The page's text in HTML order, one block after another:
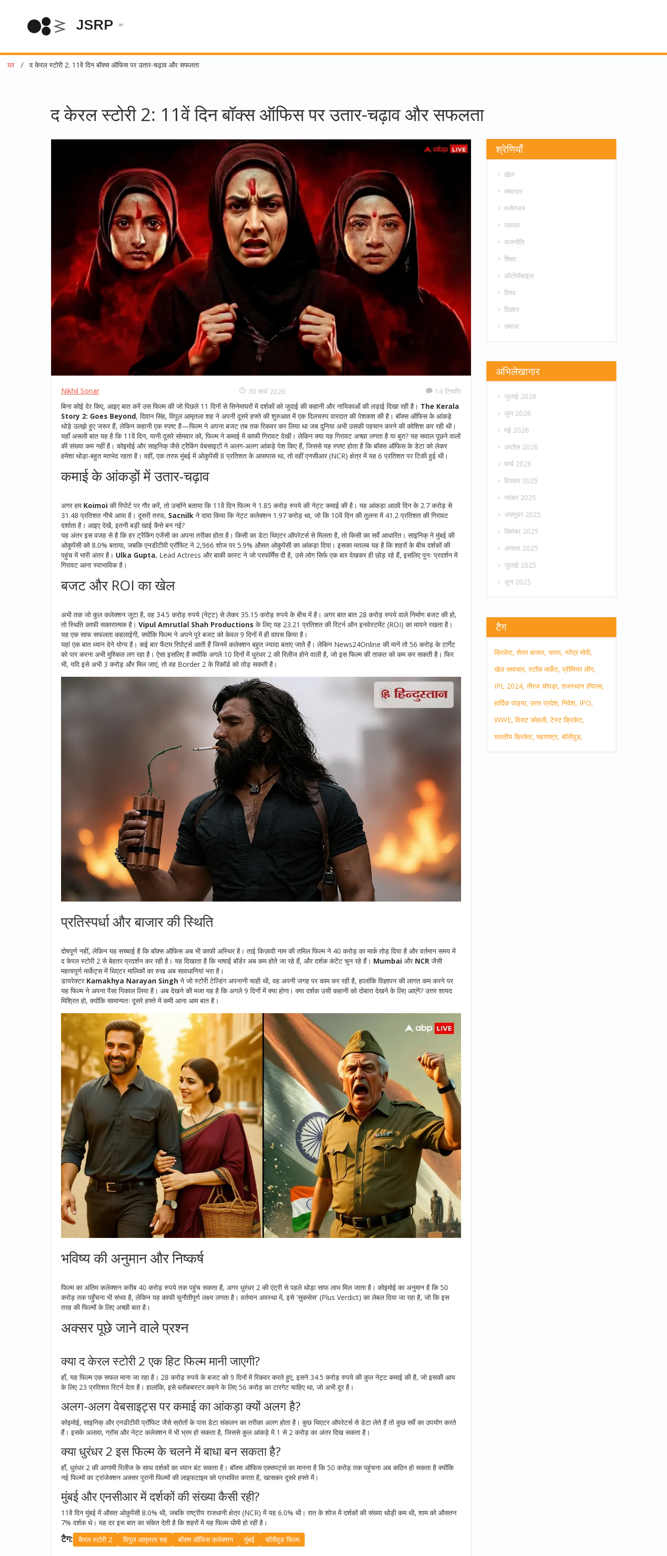
घर द केरल स्टोरी 2: 11वें दिन बॉक्स ऑफिस पर उतार-चढ़ाव और सफलता
द केरल स्टोरी 2: 11वें दिन बॉक्स ऑफिस पर उतार-चढ़ाव और सफलता
Nikhil Sonar 30 मार्च 2026
14 टिप्पणि
बिना कोई देर किए, आइए बात करें उस फिल्म की जो पिछले 11 दिनों से सिनेमाघरों में दर्शकों को जुदाई की कहानी और नायिकाओं की लड़ाई दिखा रही है। The Kerala
Story 2: Goes Beyond, दिवान सिंह, विपुल आमृतला शह ने अपनी दूसरे हफ्ते की शुरुआत में एक दिलचस्प वारदात की पेशकश की है। बॉक्स ऑफिस के आंकड़े
थोड़े उलझे हुए जरूर हैं, लेकिन कहानी एक स्पष्ट है—फिल्म ने अपना बजट तब तक रिकवर कर लिया था जब दुनिया अभी उसकी पहचान करने की कोशिश कर रही थी।
यहाँ असली बात यह है कि 11वें दिन, यानी दूसरे सोमवार को, फिल्म ने कमाई में काफी गिरावट देखी। लेकिन क्या यह गिरावट अच्छा लगता है या बुरा? यह सवाल पूछने वालों
की संख्या कम नहीं है। कोइमोई और साइनिक् जैसे ट्रैकिंग वेबसाइटों ने अलग-अलग आंकड़े पेश किए हैं, जिससे यह स्पष्ट होता है कि बॉक्स ऑफिस के डेटा को लेकर
हमेशा थोड़ा-बहुत मतभेद रहता है। वहीं, एक तरफ मुंबई में ओकुपेंसी 8 प्रतिशत के आसपास था, तो वहीं एनसीआर (NCR) क्षेत्र में यह 6 प्रतिशत पर टिकी हुई थी।
कमाई के आंकड़ों में उतार-चढ़ाव
अगर हम Koimoi की रिपोर्ट पर गौर करें, तो उन्होंने बताया कि 11वें दिन फिल्म ने 1.85 करोड़ रुपये की नेट्ट कमाई की है। यह आंकड़ा आठवें दिन के 2.7 करोड़ से
31.48 प्रतिशत नीचे आया है। दूसरी तरफ, Sacnilk ने दावा किया कि नेट्ट कलेक्शन 1.97 करोड़ था, जो कि 10वें दिन की तुलना में 41.2 प्रतिशत की गिरावट
दर्शाता है। आइए देखें, इतनी बड़ी खाई कैसे बन गई?
यह अंतर इस वजह से है कि हर ट्रैकिंग एजेंसी का अपना तरीका होता है। किसी का डेटा थिएटर ऑपरेटर्स से मिलता है, तो किसी का सर्वे आधारित। साइनिक् ने मुंबई की
ओकुपेंसी को 8.0% बताया, जबकि एनडीटीवी प्रॉफिट ने 2,966 शोज पर 5.9% औसत ओकुपेंसी का आंकड़ा दिया। इसका मतलब यह है कि शहरों के बीच दर्शकों की
पहुंच में भारी अंतर है। Ulka Gupta, Lead Actress और बाकी कास्ट ने जो परफॉर्मेंस दी है, उसे लोग सिर्फ एक बार देखकर ही छोड़ रहे हैं, इसलिए पुनः प्रदर्शन में
गिरावट आना स्वाभाविक है।
बजट और ROI का खेल
अभी तक जो कुल कलेक्शन जुटा है, वह 34.5 करोड़ रुपये (नेट्ट) से लेकर 35.15 करोड़ रुपये के बीच में है। अगर बात बात 28 करोड़ रुपये वाले निर्माण बजट की हो,
तो स्थिति काफी सकारात्मक है। Vipul Amrutlal Shah Productions के लिए यह 23.21 प्रतिशत की रिटर्न ऑन इनवेस्टमेंट (ROI) का मायने रखता है।
यह एक साफ सफलता कहलाईगी, क्योंकि फिल्म ने अपने पूरे बजट को केवल 9 दिनों में ही वापस किया है।
यहां एक बात ध्यान देने योग्य है। कई बार फैंटम रिपोर्ट्स आती हैं जिनमें कलेक्शन बहुत ज्यादा बताए जाते हैं। लेकिन News24Online की मानें तो 56 करोड़ के टार्गेट
को पार करना अभी मुश्किल लग रहा है। ऐसा इसलिए है क्योंकि अगले 10 दिनों में धुरंधर 2 की रिलीज होने वाली है, जो इस फिल्म की ताकत को कम कर सकती है। फिर
भी, यदि इसे अभी 3 करोड़ और मिल जाएं, तो वह Border 2 के रिकॉर्ड को तोड़ सकती है।
प्रतिस्पर्धा और बाजार की स्थिति
दोषपूर्ण नहीं, लेकिन यह सच्चाई है कि बॉक्स ऑफिस अब भी काफी अस्थिर है। ताई किज़ावी नाम की तमिल फिल्म ने 40 करोड़ का मार्क तोड़ दिया है और वर्तमान समय में
द केरल स्टोरी 2 से बेहतर प्रदर्शन कर रही है। यह दिखाता है कि भाषाई बॉर्डर अब कम होते जा रहे हैं, और दर्शक कंटेंट चुन रहे हैं। Mumbai और NCR जैसी
महत्वपूर्ण मार्केट्स में थिएटर मालिकों का रुख अब सावधानियां भरा है।
डायरेक्टर Kamakhya Narayan Singh ने जो स्टोरी टेल्डिंग अपनानी चाही थी, वह अपनी जगह पर काम कर रही है, हालांकि विज्ञापन की लागत कम करने पर
यह फिल्म ने अपना पैसा निकाल लिया है। अब देखने की मजा यह है कि अगले 9 दिनों में क्या होगा। क्या दर्शक उसी कहानी को दोबारा देखने के लिए आएंगे? उत्तर शायद
मिश्रित हो, क्योंकि सामान्यतः दूसरे हफ्ते में कमी आना आम बात है।
भविष्य की अनुमान और निष्कर्ष
फिल्म का अंतिम कलेक्शन करीब 40 करोड़ रुपये तक पहुंच सकता है, अगर धुरंधर 2 की एंट्री से पहले थोड़ा साफ लाभ मिल जाता है। कोइमोई का अनुमान है कि 50
करोड़ तक पहुँचना भी संभव है, लेकिन यह काफी चुनौतीपूर्ण लक्ष्य लगता है। वर्तमान अवस्था में, इसे 'सुकसेस' (Plus Verdict) का लेबल दिया जा रहा है, जो कि इस
तरह की फिल्मों के लिए अच्छी बात है।
अक्सर पूछे जाने वाले प्रश्न
क्या द केरल स्टोरी 2 एक हिट फिल्म मानी जाएगी?
हाँ, यह फिल्म एक सफल माना जा रहा है। 28 करोड़ रुपये के बजट को 9 दिनों में रिकवर करते हुए, इसने 34.5 करोड़ रुपये की कुल नेट्ट कमाई की है, जो इसकी आय
के लिए 23 प्रतिशत रिटर्न देता है। हालांकि, इसे ब्लॉकबस्टर कहने के लिए 56 करोड़ का टारगेट चाहिए था, जो अभी दूर है।
अलग-अलग वेबसाइट्स पर कमाई का आंकड़ा क्यों अलग है?
कोइमोई, साइनिक् और एनडीटीवी प्रॉफिट जैसे स्रोतों के पास डेटा संकलन का तरीका अलग होता है। कुछ थिएटर ऑपरेटर्स से डेटा लेते हैं तो कुछ सर्वे का उपयोग करते
हैं। इसके अलावा, ग्रॉस और नेट्ट कलेक्शन में भी भ्रम हो सकता है, जिससे कुल आंकड़े में 1 से 2 करोड़ का अंतर दिख सकता है।
क्या धुरंधर 2 इस फिल्म के चलने में बाधा बन सकता है?
हाँ, धुरंधर 2 की आगामी रिलीज के साथ दर्शकों का ध्यान बंट सकता है। बॉक्स ऑफिस एक्सपर्ट्स का मानना है कि 50 करोड़ तक पहुंचना अब कठिन हो सकता है क्योंकि
नई फिल्मों का ट्रांजेक्शन अक्सर पुरानी फिल्मों की लाइफटाइम को प्रभावित करता है, खासकर दूसरे हफ्ते में।
मुंबई और एनसीआर में दर्शकों की संख्या कैसी रही?
11वें दिन मुंबई में औसत ओकुपेंसी 8.0% थी, जबकि राष्ट्रीय राजधानी क्षेत्र (NCR) में यह 6.0% थी। रात के शोज में दर्शकों की संख्या थोड़ी कम थी, शाम को औसतन
7% दर्शक थे। यह दर इस बात का संकेत देती है कि शहरों में यह फिल्म धीमी हो रही है।
टैग: कैरल स्टोरी 2 विपुल आमृतला शह बॉक्स ऑफिस कलेक्शन मुंबई बाॅलीवुड फिल्म
श्रेणियाँ
खेल
समाचार
मनोरंजन
व्यापार
राजनीति
शिक्षा
ऑटोमोबाइल
विश्व
विज्ञान
समाज
अभिलेखागार
जुलाई 2026
जून 2026
मई 2026
अप्रैल 2026
मार्च 2026
दिसंबर 2025
नवंबर 2025
अक्तूबर 2025
सितंबर 2025
अगस्त 2025
जुलाई 2025
जून 2025
टैग
क्रिकेट, शेयर बाजार, भारत, नरेंद्र मोदी,
खेल समाचार, स्टॉक मार्केट, प्रीमियर लीग,
IPL 2024, नीरज चोपड़ा, राजस्थान रॉयल्स,
हार्दिक पांड्या, उत्तर प्रदेश, निवेश, IPO,
WWE, विराट कोहली, टेस्ट क्रिकेट,
भारतीय क्रिकेट, महाराष्ट्र, बॉलीवुड,